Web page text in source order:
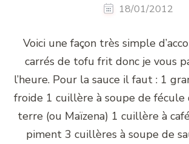
18/01/2012
Voici une façon très simple
carrés de tofu frit donc je vous
l’heure. Pour la sauce il faut : 1
froide 1 cuillère à soupe de fécule
terre (ou Maïzena) 1 cuillère à
piment 3 cuillères à soupe de